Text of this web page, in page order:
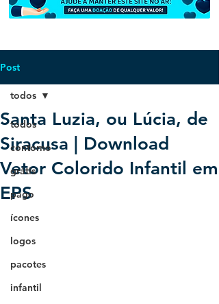
Post
todos
contorno
grátis
pago
ícones
logos
pacotes
infantil
todos
Santa Luzia, ou Lúcia, de
Siracusa | Download
Vetor Colorido Infantil em
EPS